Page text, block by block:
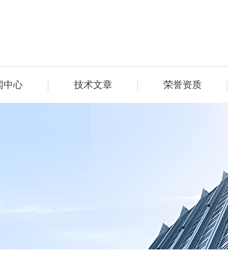
中心 技术文章 荣誉资质